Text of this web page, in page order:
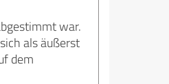
war.
als äußerst
dem